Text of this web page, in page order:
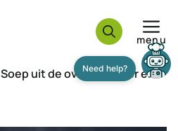
menu
Soep uit de oven met bier en
Need help?